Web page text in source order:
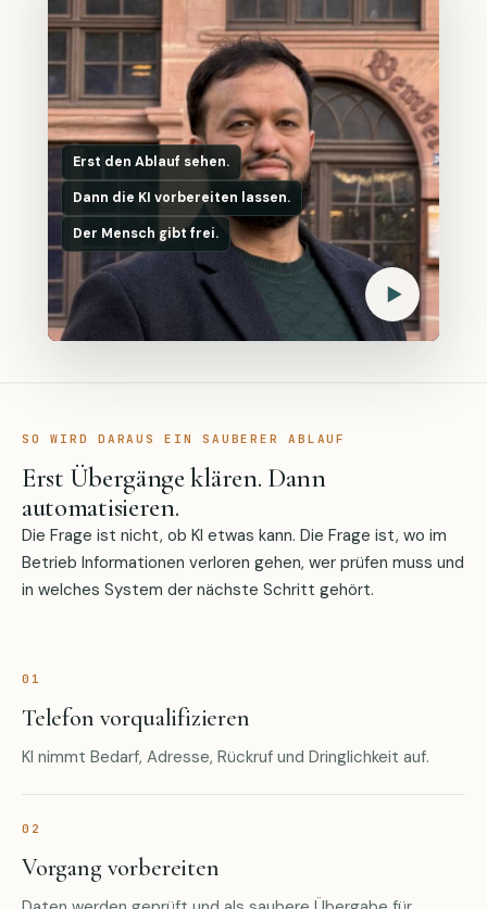
Erst den Ablauf sehen.
Dann die KI vorbereiten lassen.
Der Mensch gibt frei.
SO WIRD DARAUS EIN SAUBERER ABLAUF
Erst Übergänge klären. Dann
automatisieren.
Die Frage ist nicht, ob KI etwas kann. Die Frage ist, wo im
Betrieb Informationen verloren gehen, wer prüfen muss und
in welches System der nächste Schritt gehört.
01
Telefon vorqualifizieren
KI nimmt Bedarf, Adresse, Rückruf und Dringlichkeit auf.
02
Vorgang vorbereiten